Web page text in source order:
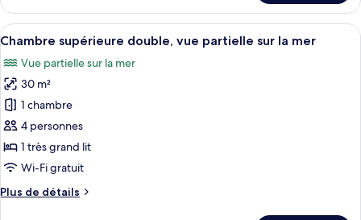
vue
sur
la
ville
Chambre
supérieure
double,
sur
la
ville
Afficher
toutes
les
photos
pour
ce
type
de
chambre :
Chambre
Une chambre d’hôtel moderne
5
Chambre supérieure double, vue partielle sur la mer
Vue partielle sur la mer
30 m²
1 chambre
4 personnes
1 très grand lit
Wi-Fi gratuit
Plus de détails
Plus